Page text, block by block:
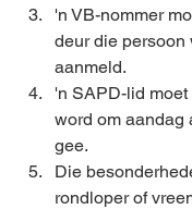
'n VB-nommer
deur die persoon
aanmeld.
'n SAPD-lid
word om aandag
gee.
Die
rondloper of